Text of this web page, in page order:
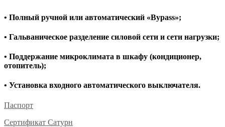
• Полный ручной или автоматический «Bypass»;
• Гальваническое разделение силовой сети и сети нагрузки;
• Поддержание микроклимата в шкафу (кондиционер,
отопитель);
• Установка входного автоматического выключателя.
Паспорт
Сертификат Сатурн